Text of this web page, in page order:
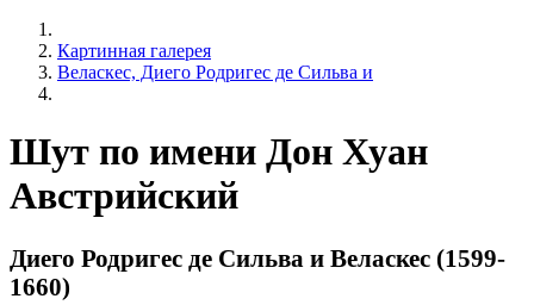
Картинная галерея
Веласкес, Диего Родригес де Сильва и
Шут по имени Дон Хуан
Австрийский
Диего Родригес де Сильва и Веласкес (1599-
1660)